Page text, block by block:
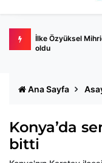
İlke Özyüksel
oldu
Ana Sayfa
Konya’da
bitti